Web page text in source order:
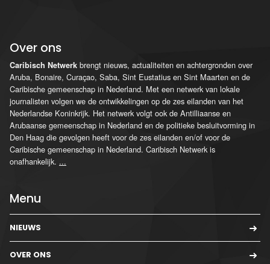
Over ons
Caribisch Netwerk brengt nieuws, actualiteiten en achtergronden over
Aruba, Bonaire, Curaçao, Saba, Sint Eustatius en Sint Maarten en de
Caribische gemeenschap in Nederland. Met een netwerk van lokale
journalisten volgen we de ontwikkelingen op de zes eilanden van het
Nederlandse Koninkrijk. Het netwerk volgt ook de Antilliaanse en
Arubaanse gemeenschap in Nederland en de politieke besluitvorming in
Den Haag die gevolgen heeft voor de zes eilanden en/of voor de
Caribische gemeenschap in Nederland. Caribisch Netwerk is
onafhankelijk. ...
Menu
NIEUWS
OVER ONS